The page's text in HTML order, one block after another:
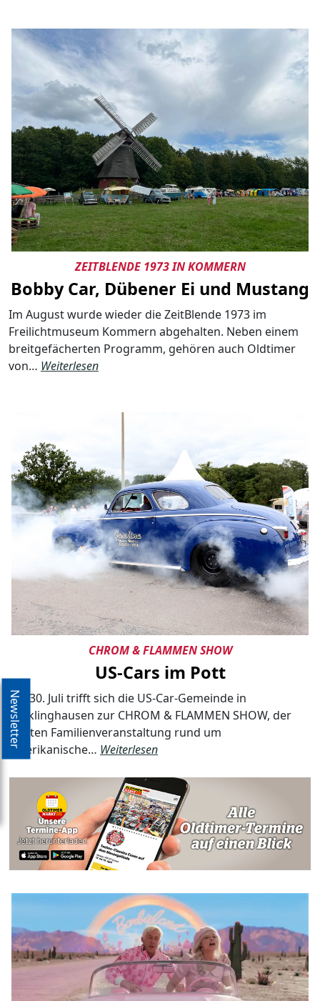
Newsletter
ZEITBLENDE 1973 IN KOMMERN
Bobby Car, Dübener Ei und Mustang
Im August wurde wieder die ZeitBlende 1973 im
Freilichtmuseum Kommern abgehalten. Neben einem
breitgefächerten Programm, gehören auch Oldtimer
von… Weiterlesen
CHROM & FLAMMEN SHOW
US-Cars im Pott
Am 30. Juli trifft sich die US-Car-Gemeinde in
Recklinghausen zur CHROM & FLAMMEN SHOW, der
bunten Familienveranstaltung rund um
amerikanische… Weiterlesen